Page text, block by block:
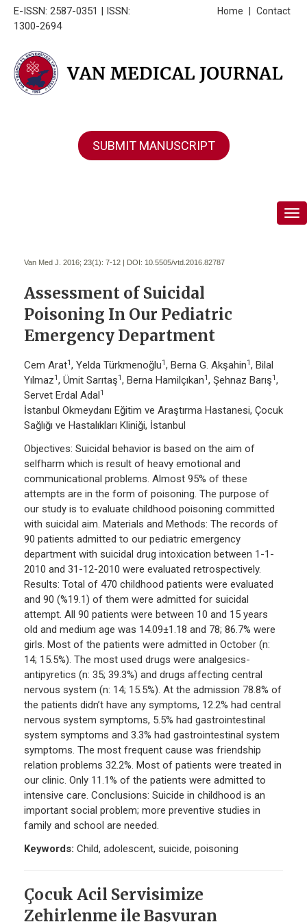
E-ISSN: 2587-0351 | ISSN:
1300-2694
Contact
Home
SUBMIT MANUSCRIPT
Van Med J. 2016; 23(1): 7-12 | DOI: 10.5505/vtd.2016.82787
Assessment of Suicidal
Poisoning In Our Pediatric
Emergency Department
Cem Arat1, Yelda Türkmenoğlu1, Berna G. Akşahin1, Bilal
Yılmaz1, Ümit Sarıtaş1, Berna Hamilçıkan1, Şehnaz Barış1,
Servet Erdal Adal 1
İstanbul Okmeydanı Eğitim ve Araştırma Hastanesi, Çocuk
Sağlığı ve Hastalıkları Kliniği, İstanbul
Objectives: Suicidal behavior is based on the aim of
selfharm which is result of heavy emotional and
communicational problems. Almost 95% of these
attempts are in the form of poisoning. The purpose of
our study is to evaluate childhood poisoning committed
with suicidal aim. Materials and Methods: The records of
90 patients admitted to our pediatric emergency
department with suicidal drug intoxication between 1-1-
2010 and 31-12-2010 were evaluated retrospectively.
Results: Total of 470 childhood patients were evaluated
and 90 (%19.1) of them were admitted for suicidal
attempt. All 90 patients were between 10 and 15 years
old and medium age was 14.09±1.18 and 78; 86.7% were
girls. Most of the patients were admitted in October (n:
14; 15.5%). The most used drugs were analgesics-
antipyretics (n: 35; 39.3%) and drugs affecting central
nervous system (n: 14; 15.5%). At the admission 78.8% of
the patients didn’t have any symptoms, 12.2% had central
nervous system symptoms, 5.5% had gastrointestinal
system symptoms and 3.3% had gastrointestinal system
symptoms. The most frequent cause was friendship
relation problems 32.2%. Most of patients were treated in
our clinic. Only 11.1% of the patients were admitted to
intensive care. Conclusions: Suicide in childhood is an
important social problem; more preventive studies in
family and school are needed.
Keywords: Child, adolescent, suicide, poisoning
Çocuk Acil Servisimize
Zehirlenme ile Başvuran